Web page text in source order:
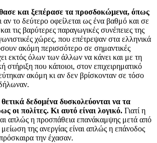
και ξεπέρασε τα προσδοκώμενα, όπως
αν το δεύτερο οφείλεται ως ένα βαθμό και σε
τις βαρύτερες παραγωγικές συνέπειες της
χώρες, που επέτρεψαν στα ελληνικά
ακόμη περισσότερο σε σημαντικές
εκτός όλων των άλλων να κάνει και με τη
στήριξη που κάποιοι, στον επιχειρηματικό
ακόμη κι αν δεν βρίσκονταν σε τόσο
δεδομένα δυσκολεύονται να τα
οι πολίτες. Κι αυτό είναι λογικό. Γιατί η
απλώς η προσπάθεια επανάκαμψης μετά από
της ανεργίας είναι απλώς η επάνοδος
την έχασαν.